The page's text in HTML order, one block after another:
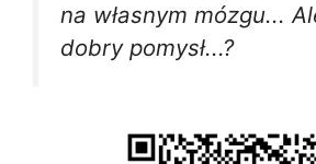
na własnym mózgu...
dobry pomysł...?